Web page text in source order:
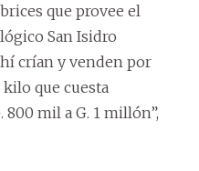
que provee el
San Isidro
crían y venden por
que cuesta
mil a G. 1 millón”,